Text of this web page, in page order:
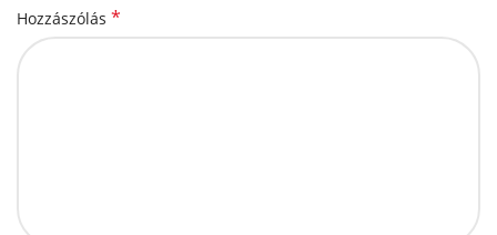
Hozzászólás *